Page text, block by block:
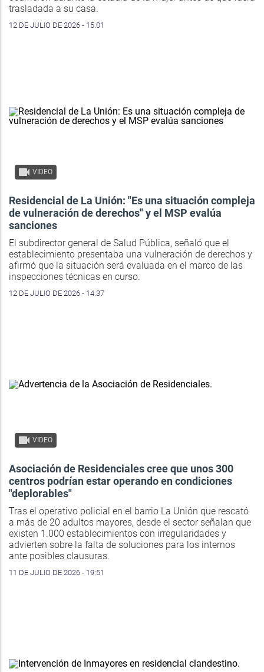
trasladada a su casa.
12 DE JULIO DE 2026 - 15:01
VIDEO
Residencial de La Unión: "Es una situación compleja
de vulneración de derechos" y el MSP evalúa
sanciones
El subdirector general de Salud Pública, señaló que el
establecimiento presentaba una vulneración de derechos y
afirmó que la situación será evaluada en el marco de las
inspecciones técnicas en curso.
12 DE JULIO DE 2026 - 14:37
VIDEO
Asociación de Residenciales cree que unos 300
centros podrían estar operando en condiciones
"deplorables"
Tras el operativo policial en el barrio La Unión que rescató
a más de 20 adultos mayores, desde el sector señalan que
existen 1.000 establecimientos con irregularidades y
advierten sobre la falta de soluciones para los internos
ante posibles clausuras.
11 DE JULIO DE 2026 - 19:51